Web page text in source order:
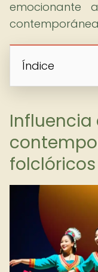
emocionante
Índice
Influencia
folclóricos